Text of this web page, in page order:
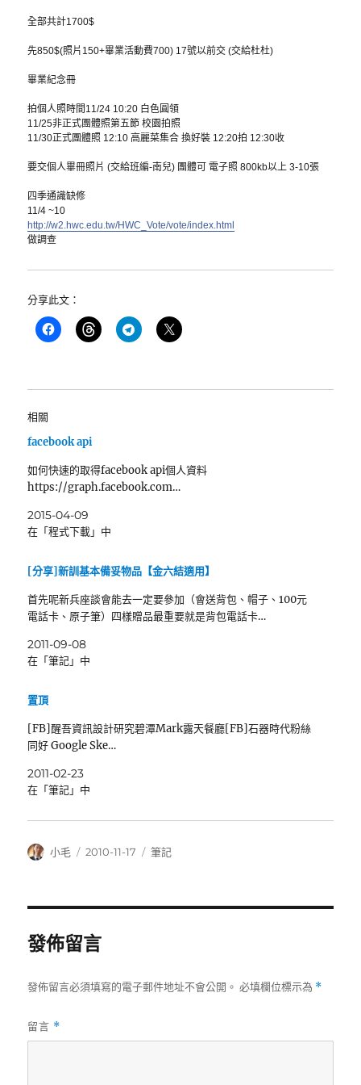
全部共計1700$
先850$(照片150+畢業活動費700) 17號以前交 (交給杜杜)
畢業紀念冊
拍個人照時間11/24 10:20 白色圓領
11/25非正式團體照第五節 校園拍照
11/30正式團體照 12:10 高麗菜集合 換好裝 12:20拍 12:30收
要交個人畢冊照片 (交給班編-南兒) 團體可 電子照 800kb以上 3-10張
四季通識缺修
11/4 ~10
http://w2.hwc.edu.tw/HWC_Vote/vote/index.html
做調查
分享此文：
相關
facebook api
如何快速的取得facebook api個人資料
https://graph.facebook.com…
2015-04-09
在「程式下載」中
[分享]新訓基本備妥物品【金六結適用】
首先呢新兵座談會能去一定要參加（會送背包、帽子、100元
電話卡、原子筆）四樣贈品最重要就是背包電話卡…
2011-09-08
在「筆記」中
置頂
[FB]醒吾資訊設計研究碧潭Mark露天餐廳[FB]石器時代粉絲
同好 Google Ske…
2011-02-23
在「筆記」中
作
小毛
發
2010-11-17
分
筆記
發佈留言
發佈留言必須填寫的電子郵件地址不會公開。 必填欄位標示為 *
留言 *